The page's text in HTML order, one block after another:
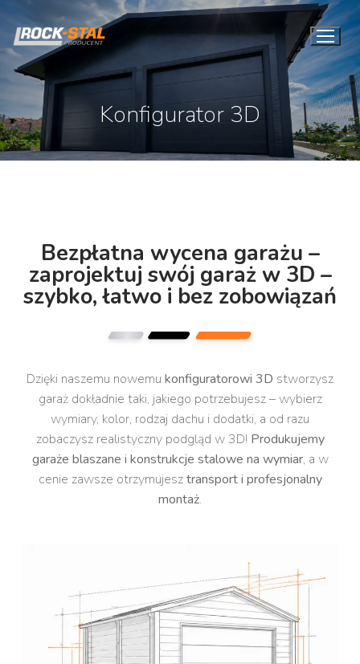
Konfigurator 3D
Bezpłatna wycena garażu –
zaprojektuj swój garaż w 3D –
szybko, łatwo i bez zobowiązań
Dzięki naszemu nowemu konfiguratorowi 3D stworzysz
garaż dokładnie taki, jakiego potrzebujesz – wybierz
wymiary, kolor, rodzaj dachu i dodatki, a od razu
zobaczysz realistyczny podgląd w 3D! Produkujemy
garaże blaszane i konstrukcje stalowe na wymiar, a w
cenie zawsze otrzymujesztransport i profesjonalny
montaż.